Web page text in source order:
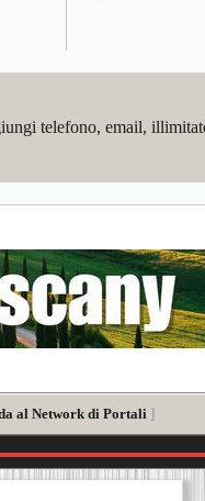
telefono, email,
al Network di Portali ]